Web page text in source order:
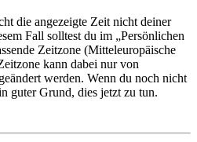
die angezeigte Zeit nicht deiner
Fall solltest du im „Persönlichen
Zeitzone (Mitteleuropäische
kann dabei nur von
werden. Wenn du noch nicht
guter Grund, dies jetzt zu tun.